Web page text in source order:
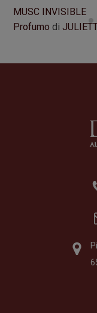
MUSC INVISIBLE
Profumo di